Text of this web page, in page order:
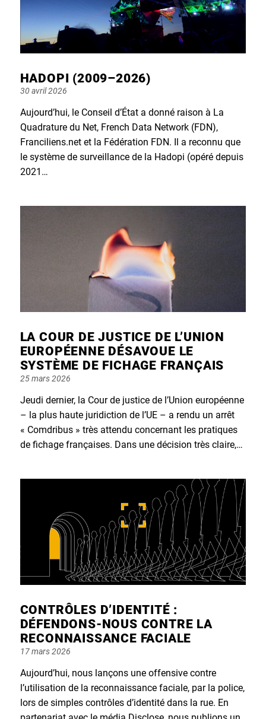
HADOPI (2009–2026)
Posted
on
30 avril 2026
Aujourd’hui, le Conseil d’État a donné raison à La
Quadrature du Net, French Data Network (FDN),
Franciliens.net et la Fédération FDN. Il a reconnu que
le système de surveillance de la Hadopi (opéré depuis
2021…
LA COUR DE JUSTICE DE L’UNION
EUROPÉENNE DÉSAVOUE LE
SYSTÈME DE FICHAGE FRANÇAIS
Posted
on
25 mars 2026
Jeudi dernier, la Cour de justice de l’Union européenne
– la plus haute juridiction de l’UE – a rendu un arrêt
« Comdribus » très attendu concernant les pratiques
de fichage françaises. Dans une décision très claire,…
CONTRÔLES D’IDENTITÉ :
DÉFENDONS-NOUS CONTRE LA
RECONNAISSANCE FACIALE
Posted
on
17 mars 2026
Aujourd’hui, nous lançons une offensive contre
l’utilisation de la reconnaissance faciale, par la police,
lors de simples contrôles d’identité dans la rue. En